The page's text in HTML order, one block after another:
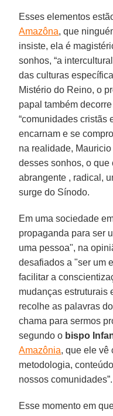
Esses elementos
Amazôna, que
insiste, ela é
sonhos, “a
das culturas
Mistério do Reino, o
papal também
“comunidades cristãs
encarnam e se
na realidade,
desses sonhos, o que
abrangente , radical,
surge do Sínodo.
Em uma sociedade
propaganda para ser
uma pessoa", na
desafiados a "ser um
facilitar a
mudanças estruturais
recolhe as palavras do
chama para sermos
segundo o bispo
Amazônia, que ele vê
metodologia,
nossos comunidades”.
Esse momento em